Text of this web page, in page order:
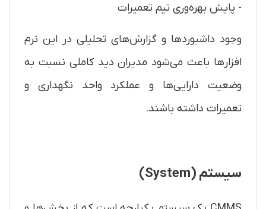
- پایش بهره‌وری تیم تعمیرات
وجود داشبوردها و گزارش‌های تحلیلی در این نرم
افزارها باعث می‌شود مدیران دید کاملی نسبت به
وضعیت دارایی‌ها و عملکرد واحد نگهداری و
تعمیرات داشته باشند.
سیستم (System)